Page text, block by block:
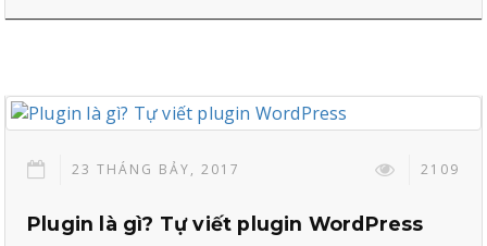
23 THÁNG BẢY, 2017 2109
Plugin là gì? Tự viết plugin WordPress